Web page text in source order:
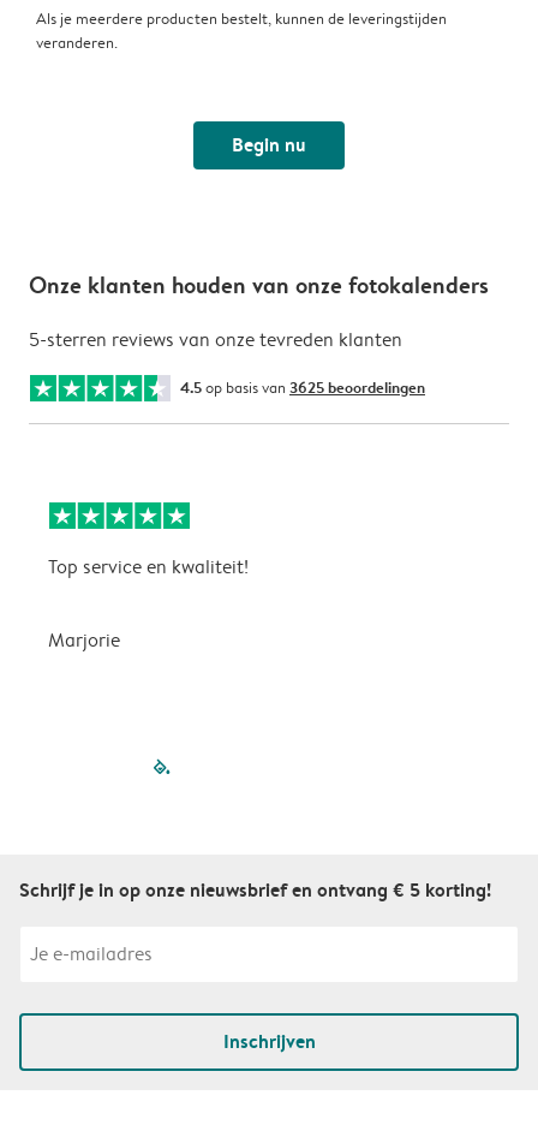
Als je meerdere producten bestelt, kunnen de leveringstijden
veranderen.
Begin nu
Onze klanten houden van onze fotokalenders
5-sterren reviews van onze tevreden klanten
4.5op basis van 3625 beoordelingen
Top service en kwaliteit!
Marjorie
filled-pagination
Schrijf je in op onze nieuwsbrief en ontvang € 5 korting!
Inschrijven